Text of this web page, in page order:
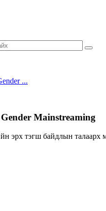
...
Mainstreaming
эрх тэгш байдлын талаарх